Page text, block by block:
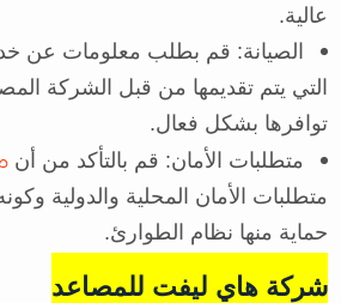
عالية.
الصيانة: قم بطلب معلومات عن
التي يتم تقديمها من قبل الشركة
توافرها بشكل فعال.
متطلبات الأمان: قم بالتأكد من أن
متطلبات الأمان المحلية والدولية
حماية منها نظام الطوارئ.
شركة هاي ليفت للمصاعد